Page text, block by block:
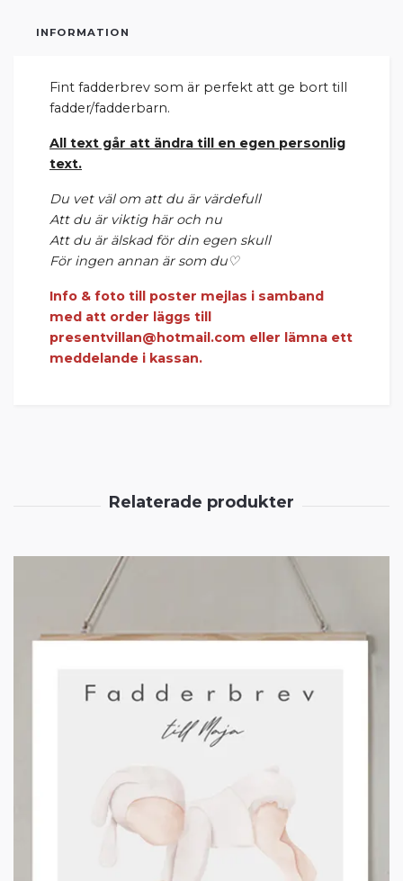
INFORMATION
Fint fadderbrev som är perfekt att ge bort till
fadder/fadderbarn.
All text går att ändra till en egen personlig
text.
Du vet väl om att du är värdefull
Att du är viktig här och nu
Att du är älskad för din egen skull
För ingen annan är som du♡
Info & foto till poster mejlas i samband
med att order läggs till
presentvillan@hotmail.com eller lämna ett
meddelande i kassan.